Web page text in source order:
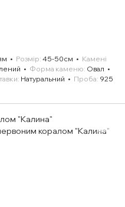
Розмір 45-50см
Камені
Форма каменю Овал
Натуральний Проба 925